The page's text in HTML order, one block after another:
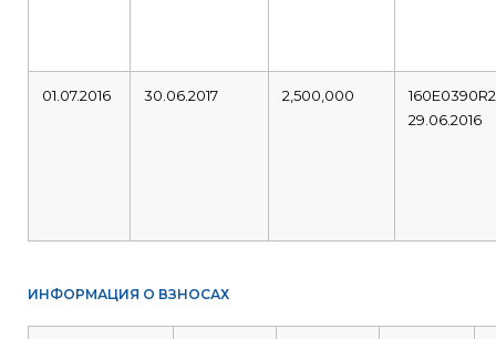
01.07.2016 30.06.2017 2,500,000
29.06.2016
ИНФОРМАЦИЯ О ВЗНОСАХ